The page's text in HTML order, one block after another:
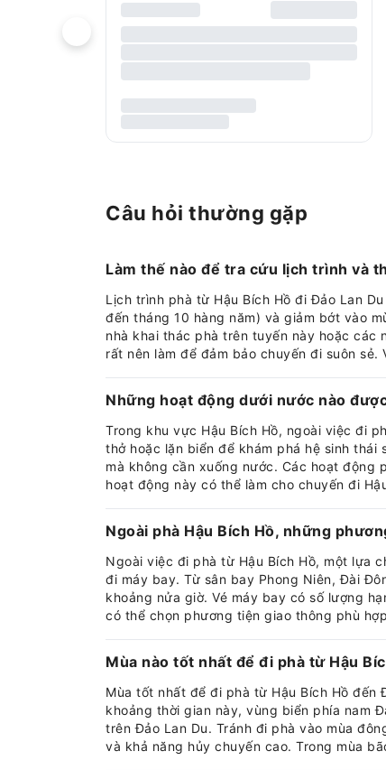
Câu hỏi thường gặp
Làm thế nào để tra cứu lịch trình và
Lịch trình phà từ Hậu Bích Hồ đi Đảo Lan
đến tháng 10 hàng năm) và giảm bớt vào
nhà khai thác phà trên tuyến này hoặc
rất nên làm để đảm bảo chuyến đi suôn
Những hoạt động dưới nước nào
Trong khu vực Hậu Bích Hồ, ngoài việc đi
thở hoặc lặn biển để khám phá hệ sinh
mà không cần xuống nước. Các hoạt động
hoạt động này có thể làm cho chuyến đi
Ngoài phà Hậu Bích Hồ, những
Ngoài việc đi phà từ Hậu Bích Hồ, một lựa
đi máy bay. Từ sân bay Phong Niên, Đài
khoảng nửa giờ. Vé máy bay có số lượng
có thể chọn phương tiện giao thông phù
Mùa nào tốt nhất để đi phà từ Hậu
Mùa tốt nhất để đi phà từ Hậu Bích Hồ đến
khoảng thời gian này, vùng biển phía nam
trên Đảo Lan Du. Tránh đi phà vào mùa
và khả năng hủy chuyến cao. Trong mùa